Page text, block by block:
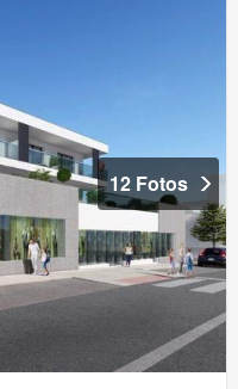
12 Fotos